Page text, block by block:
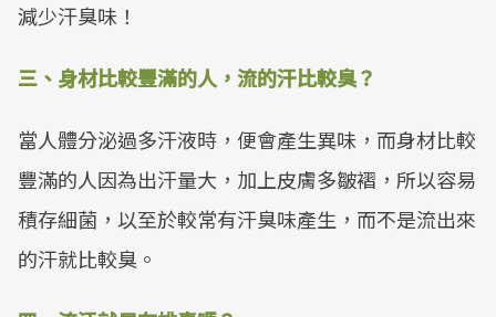
減少汗臭味！
三、身材比較豐滿的人，流的汗比較臭？
當人體分泌過多汗液時，便會產生異味，而身材比較
豐滿的人因為出汗量大，加上皮膚多皺褶，所以容易
積存細菌，以至於較常有汗臭味產生，而不是流出來
的汗就比較臭。